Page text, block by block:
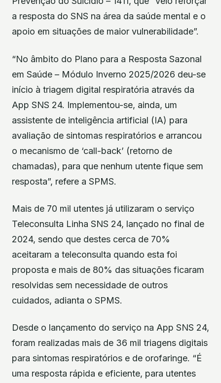
a resposta do SNS na área da saúde mental e o
apoio em situações de maior vulnerabilidade”.
“No âmbito do Plano para a Resposta Sazonal
em Saúde – Módulo Inverno 2025/2026 deu-se
início à triagem digital respiratória através da
App SNS 24. Implementou-se, ainda, um
assistente de inteligência artificial (IA) para
avaliação de sintomas respiratórios e arrancou
o mecanismo de ‘call-back’ (retorno de
chamadas), para que nenhum utente fique sem
resposta”, refere a SPMS.
Mais de 70 mil utentes já utilizaram o serviço
Teleconsulta Linha SNS 24, lançado no final de
2024, sendo que destes cerca de 70%
aceitaram a teleconsulta quando esta foi
proposta e mais de 80% das situações ficaram
resolvidas sem necessidade de outros
cuidados, adianta o SPMS.
Desde o lançamento do serviço na App SNS 24,
foram realizadas mais de 36 mil triagens digitais
para sintomas respiratórios e de orofaringe. “É
uma resposta rápida e eficiente, para utentes